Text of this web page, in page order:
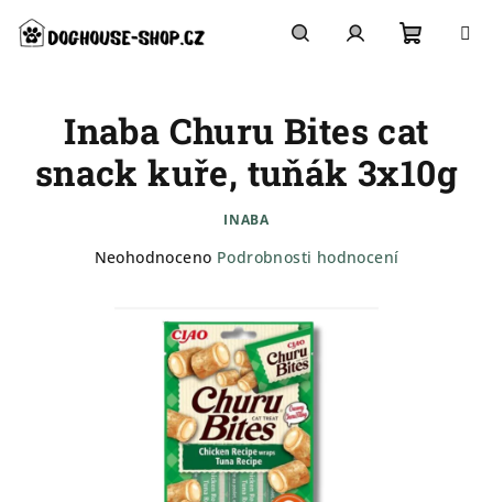
obsah
košík
Inaba Churu Bites cat
snack kuře, tuňák 3x10g
INABA
Průměrné
hvězdiček.
Neohodnoceno Podrobnosti hodnocení